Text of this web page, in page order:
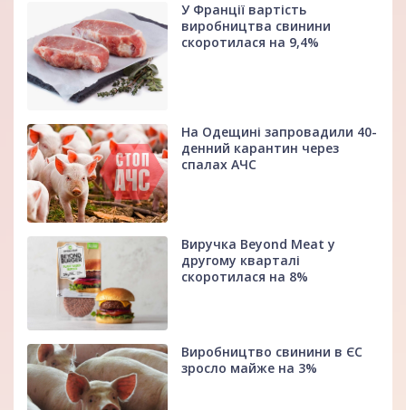
У Франції вартість
виробництва свинини
скоротилася на 9,4%
На Одещині запровадили 40-
денний карантин через
спалах АЧС
Виручка Beyond Meat у
другому кварталі
скоротилася на 8%
Виробництво свинини в ЄС
зросло майже на 3%